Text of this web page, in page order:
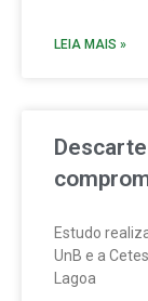
LEIA MAIS »
Estudo
UnB e a
Lagoa